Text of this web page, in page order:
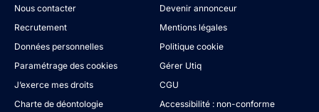
Nous contacter
Devenir annonceur
Recrutement
Mentions légales
Données personnelles
Politique cookie
Paramétrage des cookies
Gérer Utiq
J’exerce mes droits
CGU
Charte de déontologie
Accessibilité : non-conforme